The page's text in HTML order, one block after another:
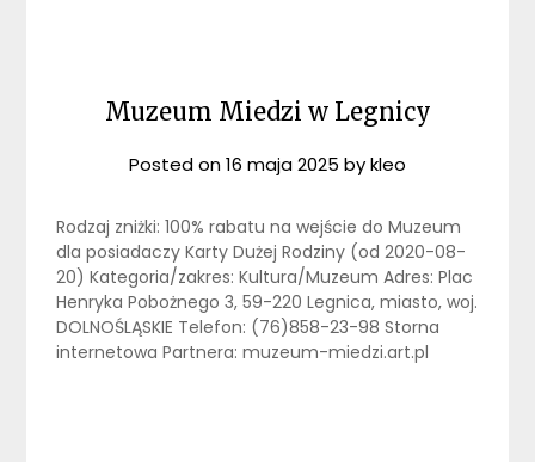
Muzeum Miedzi w Legnicy
Posted on16 maja 2025 bykleo
Rodzaj zniżki: 100% rabatu na wejście do Muzeum
dla posiadaczy Karty Dużej Rodziny (od 2020-08-
20) Kategoria/zakres: Kultura/Muzeum Adres: Plac
Henryka Pobożnego 3, 59-220 Legnica, miasto, woj.
DOLNOŚLĄSKIE Telefon: (76)858-23-98 Storna
internetowa Partnera: muzeum-miedzi.art.pl